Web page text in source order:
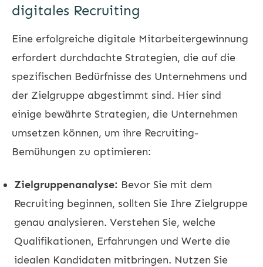
digitales Recruiting
Eine erfolgreiche digitale Mitarbeitergewinnung
erfordert durchdachte Strategien, die auf die
spezifischen Bedürfnisse des Unternehmens und
der Zielgruppe abgestimmt sind. Hier sind
einige bewährte Strategien, die Unternehmen
umsetzen können, um ihre Recruiting-
Bemühungen zu optimieren:
Zielgruppenanalyse: Bevor Sie mit dem
Recruiting beginnen, sollten Sie Ihre Zielgruppe
genau analysieren. Verstehen Sie, welche
Qualifikationen, Erfahrungen und Werte die
idealen Kandidaten mitbringen. Nutzen Sie